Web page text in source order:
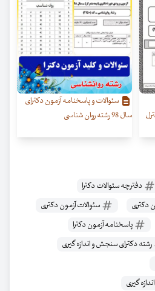
سئوالات و پاسخنامه آزمون دکترای
سال 98 رشته روان شناسی
دفترچه سئوالات دکترا
دکتری
سئوالات آزمون دکتری
پاسخنامه آزمون دکترا
رشته دکترای سنجش و اندازه گیری
گیری